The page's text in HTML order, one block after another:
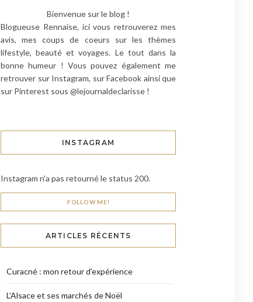
Bienvenue sur le blog !
Blogueuse Rennaise, ici vous retrouverez mes
avis, mes coups de coeurs sur les thèmes
lifestyle, beauté et voyages. Le tout dans la
bonne humeur ! Vous pouvez également me
retrouver sur Instagram, sur Facebook ainsi que
sur Pinterest sous @lejournaldeclarisse !
INSTAGRAM
Instagram n'a pas retourné le status 200.
FOLLOW ME!
ARTICLES RÉCENTS
Curacné : mon retour d’expérience
L’Alsace et ses marchés de Noël